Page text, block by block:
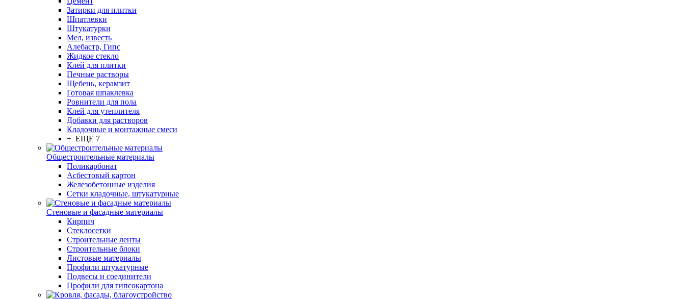
Затирки для плитки
Шпатлевки
Штукатурки
Мел, известь
Алебастр, Гипс
Жидкое стекло
Клей для плитки
Печные растворы
Щебень, керамзит
Готовая шпаклевка
Ровнители для пола
Клей для утеплителя
Добавки для растворов
Кладочные и монтажные смеси
+ ЕЩЕ 7
Общестроительные материалы
Поликарбонат
Асбестовый картон
Железобетонные изделия
Сетки кладочные, штукатурные
Стеновые и фасадные материалы
Кирпич
Стеклосетки
Строительные ленты
Строительные блоки
Листовые материалы
Профили штукатурные
Подвесы и соединители
Профили для гипсокартона